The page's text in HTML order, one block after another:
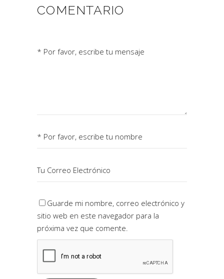
COMENTARIO
Guarde mi nombre, correo electrónico y
sitio web en este navegador para la
próxima vez que comente.